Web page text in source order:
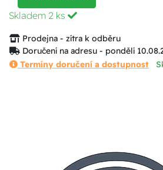
Skladem 2 ks
Prodejna - zítra k odběru
Doručení na adresu - pondělí
Termíny doručení a dostupnost